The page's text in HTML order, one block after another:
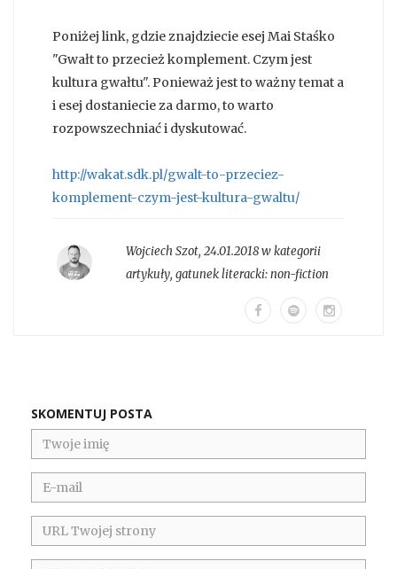
Poniżej link, gdzie znajdziecie esej Mai Staśko
"Gwałt to przecież komplement. Czym jest
kultura gwałtu". Ponieważ jest to ważny temat a
i esej dostaniecie za darmo, to warto
rozpowszechniać i dyskutować.
http://wakat.sdk.pl/gwalt-to-przeciez-
komplement-czym-jest-kultura-gwaltu/
Wojciech Szot, 24.01.2018 w kategorii
artykuły, gatunek literacki:non-fiction
SKOMENTUJ POSTA